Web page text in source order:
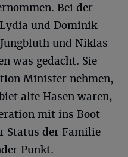
Bei der
und Dominik
und Niklas
was gedacht. Sie
Minister nehmen,
alte Hasen waren,
mit ins Boot
Status der Familie
Punkt.